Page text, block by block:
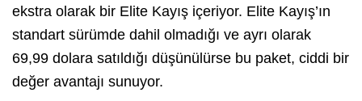
ekstra olarak bir Elite Kayış içeriyor. Elite Kayış’ın
standart sürümde dahil olmadığı ve ayrı olarak
69,99 dolara satıldığı düşünülürse bu paket, ciddi bir
değer avantajı sunuyor.